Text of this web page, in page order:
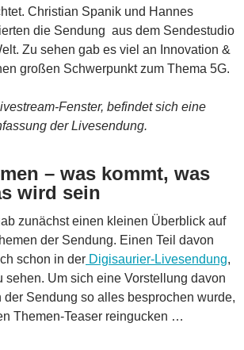
Christian Spanik und Hannes
die Sendung aus dem Sendestudio
Zu sehen gab es viel an Innovation &
großen Schwerpunkt zum Thema 5G.
Fenster, befindet sich eine
der Livesendung.
– was kommt, was
wird sein
zunächst einen kleinen Überblick auf
der Sendung. Einen Teil davon
schon in der Digisaurier-Livesendung,
sehen. Um sich eine Vorstellung davon
der Sendung so alles besprochen wurde,
Themen-Teaser reingucken …